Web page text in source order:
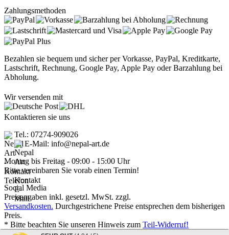
Zahlungsmethoden
Bezahlen sie bequem und sicher per Vorkasse, PayPal, Kreditkarte,
Lastschrift, Rechnung, Google Pay, Apple Pay oder Barzahlung bei
Abholung.
Wir versenden mit
Kontaktieren sie uns
Tel.: 07274-909026
E-Mail: info@nepal-art.de
Montag bis Freitag - 09:00 - 15:00 Uhr
Bitte vereinbaren Sie vorab einen Termin!
Social Media
Preisangaben inkl. gesetzl. MwSt. zzgl.
Versandkosten. Durchgestrichene Preise entsprechen dem bisherigen
Preis.
* Bitte beachten Sie unseren Hinweis zum Teil-Widerruf!